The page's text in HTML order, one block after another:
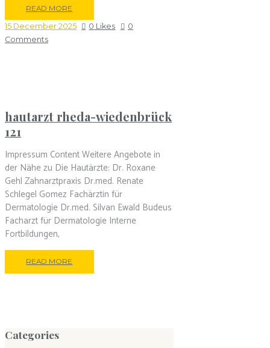
READ MORE
15 December 2025 0 Likes
0
Comments
hautarzt rheda-wiedenbrück
121
Impressum Content Weitere Angebote in
der Nähe zu Die Hautärzte: Dr. Roxane
Gehl Zahnarztpraxis Dr.med. Renate
Schlegel Gomez Fachärztin für
Dermatologie Dr.med. Silvan Ewald Budeus
Facharzt für Dermatologie Interne
Fortbildungen,
READ MORE
Categories